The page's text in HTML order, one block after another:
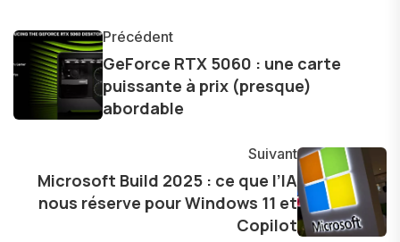
informations précises et pertinentes pour aider
les consommateurs à comprendre et à naviguer
dans le paysage technologique en constante
évolution.
Précédent
GeForce RTX 5060 : une carte
puissante à prix (presque)
abordable
Suivant
Microsoft Build 2025 : ce que l’IA
nous réserve pour Windows 11 et
Copilot